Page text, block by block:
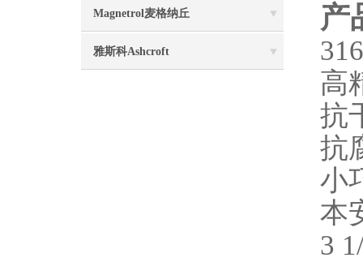
Magnetrol麦格纳丘
雅斯科Ashcroft
产
高
抗
抗
小
本
3